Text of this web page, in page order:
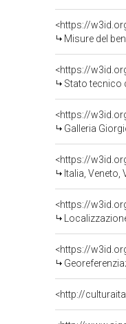
<https://
Misure del
<https://
Stato tecnico
<https://
Galleria
<https://
Italia, Veneto,
<https://
<https://
<http://